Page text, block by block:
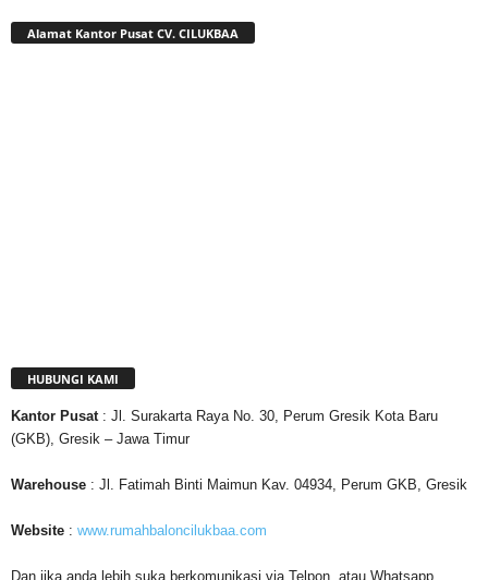
Alamat Kantor Pusat CV. CILUKBAA
HUBUNGI KAMI
Kantor Pusat : Jl. Surakarta Raya No. 30, Perum Gresik Kota Baru
(GKB), Gresik – Jawa Timur
Warehouse : Jl. Fatimah Binti Maimun Kav. 04934, Perum GKB, Gresik
Website : www.rumahbaloncilukbaa.com
Dan jika anda lebih suka berkomunikasi via Telpon atau Whatsapp